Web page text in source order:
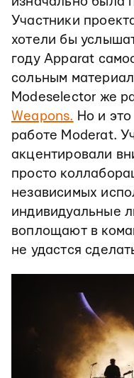
Участники
хотели бы
году Apparat
сольным
Modeselector же
Weapons. Но и
работе Moderat.
акцентировали
просто
независимых
индивидуальные
воплощают в
не удастся